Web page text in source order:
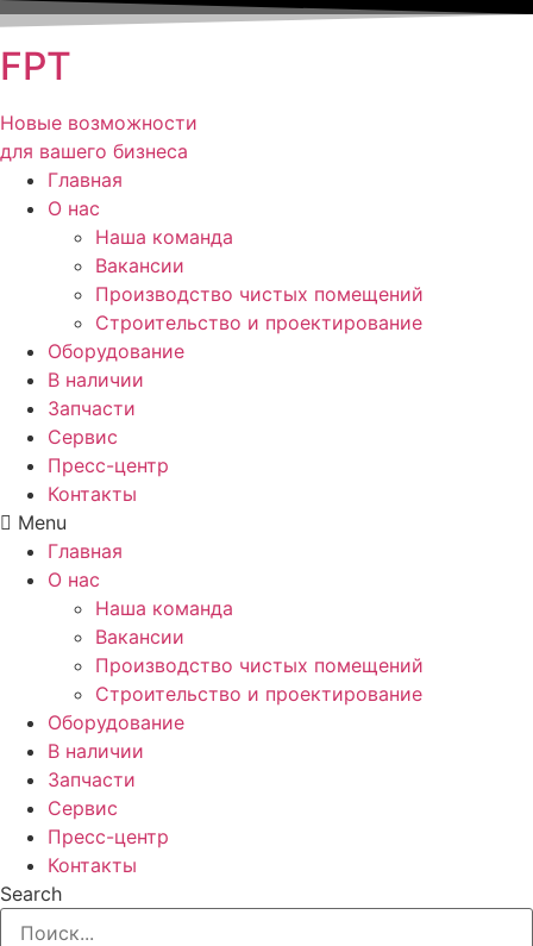
FPT
Новые возможности
для вашего бизнеса
Главная
О нас
Наша команда
Вакансии
Производство чистых помещений
Строительство и проектирование
Оборудование
В наличии
Запчасти
Сервис
Пресс-центр
Контакты
Menu
Главная
О нас
Наша команда
Вакансии
Производство чистых помещений
Строительство и проектирование
Оборудование
В наличии
Запчасти
Сервис
Пресс-центр
Контакты
Search